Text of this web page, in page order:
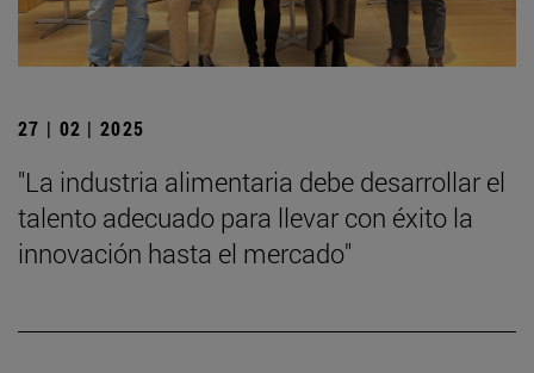
27 | 02 | 2025
"La industria alimentaria debe desarrollar el
talento adecuado para llevar con éxito la
innovación hasta el mercado"